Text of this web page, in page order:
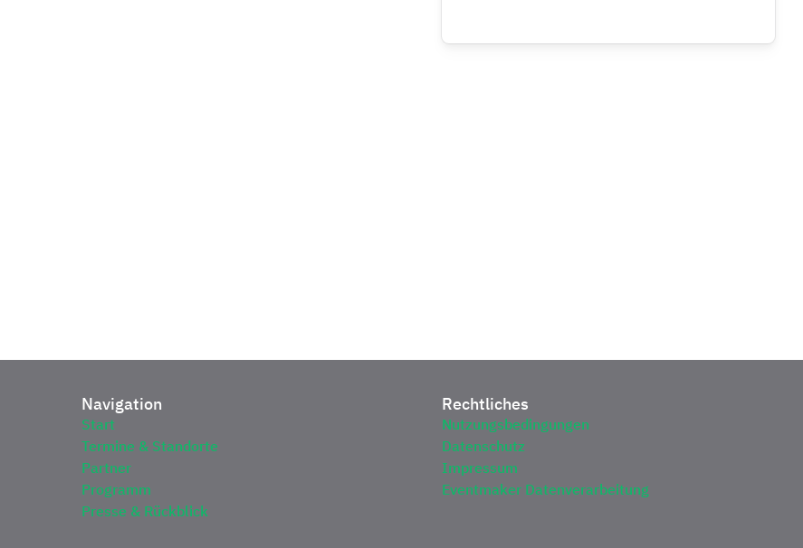
Navigation
Start
Termine & Standorte
Partner
Programm
Presse & Rückblick
Rechtliches
Nutzungsbedingungen
Datenschutz
Impressum
Eventmaker Datenverarbeitung